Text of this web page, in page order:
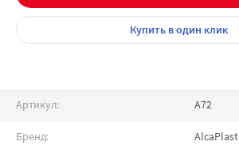
Купитьв один клик
Артикул: A72
Бренд: AlcaPlast